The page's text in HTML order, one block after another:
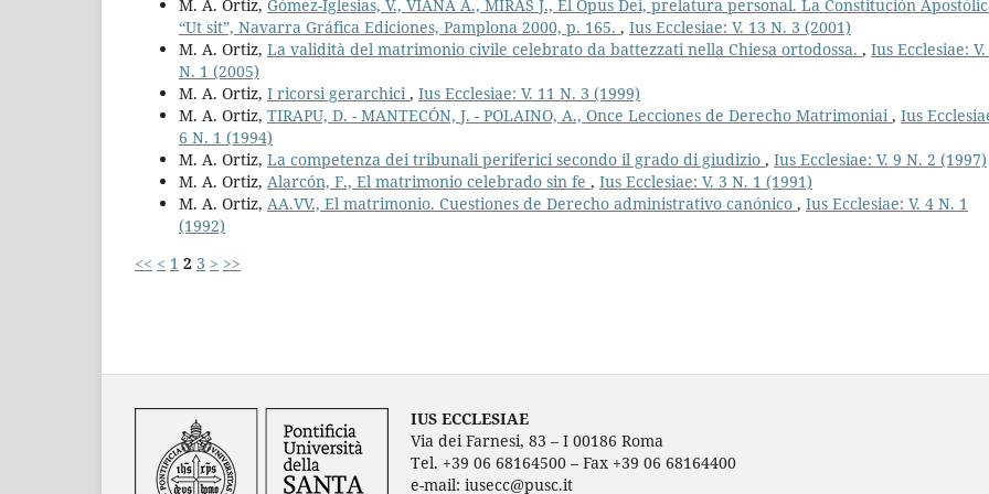
M. A. Ortiz, Gómez-Iglesias, V., VIANA A., MIRAS J., El Opus Dei, prelatura personal. La Constitución
“Ut sit”, Navarra Gráfica Ediciones, Pamplona 2000, p. 165. , Ius Ecclesiae: V. 13 N. 3 (2001)
M. A. Ortiz, La validità del matrimonio civile celebrato da battezzati nella Chiesa ortodossa. , Ius Ecclesiae: V.
N. 1 (2005)
M. A. Ortiz, I ricorsi gerarchici, Ius Ecclesiae: V. 11 N. 3 (1999)
M. A. Ortiz, TIRAPU, D. - MANTECÓN, J. - POLAINO, A., Once Lecciones de Derecho Matrimoniai, Ius
6 N. 1 (1994)
M. A. Ortiz, La competenza dei tribunali periferici secondo il grado di giudizio , Ius Ecclesiae: V. 9 N. 2 (1997)
M. A. Ortiz, Alarcón, F., El matrimonio celebrado sin fe , Ius Ecclesiae: V. 3 N. 1 (1991)
M. A. Ortiz, AA.VV., El matrimonio. Cuestiones de Derecho administrativo canónico , Ius Ecclesiae: V. 4 N. 1
(1992)
<< < 1 2 3 > >>
IUS ECCLESIAE
Via dei Farnesi, 83 – I 00186 Roma
Tel. +39 06 68164500 – Fax +39 06 68164400
e-mail: iusecc@pusc.it